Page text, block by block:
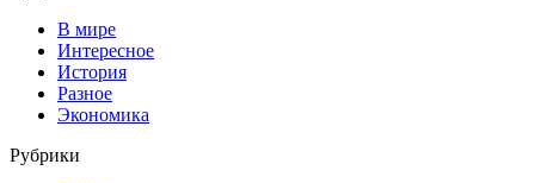
В мире
Интересное
История
Разное
Экономика
Рубрики